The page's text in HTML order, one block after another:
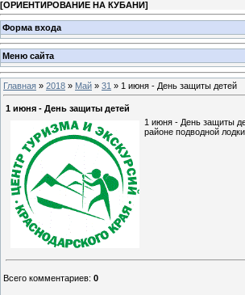
[ОРИЕНТИРОВАНИЕ НА КУБАНИ]
Форма входа
Меню сайта
Главная » 2018 » Май » 31 » 1 июня - День защиты детей
1 июня - День защиты детей
1 июня - День защиты
районе подводной лодки.
Всего комментариев: 0